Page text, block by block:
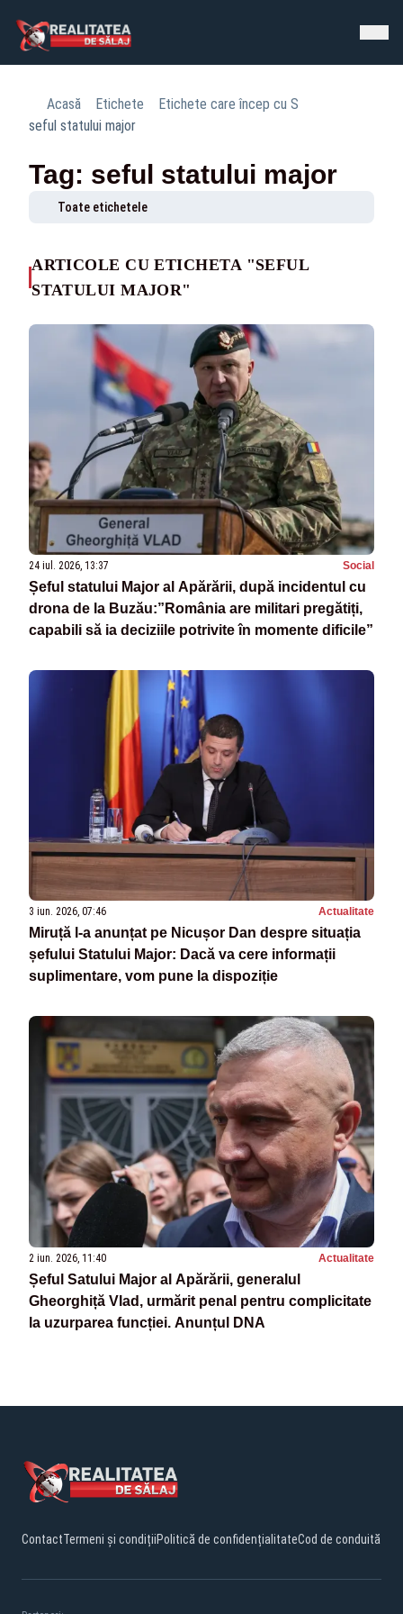
Acasă Etichete
Etichete care încep cu S
seful statului major
Tag: seful statului major
Toate etichetele
ARTICOLE CU ETICHETA "SEFUL
STATULUI MAJOR"
24 iul. 2026, 13:37 Social
Șeful statului Major al Apărării, după incidentul cu
drona de la Buzău:”România are militari pregătiți,
capabili să ia deciziile potrivite în momente dificile”
3 iun. 2026, 07:46 Actualitate
Miruță l-a anunțat pe Nicușor Dan despre situația
șefului Statului Major: Dacă va cere informații
suplimentare, vom pune la dispoziție
2 iun. 2026, 11:40 Actualitate
Șeful Satului Major al Apărării, generalul
Gheorghiță Vlad, urmărit penal pentru complicitate
la uzurparea funcției. Anunțul DNA
ContactTermeni și condițiiPolitică de confidențialitateCod de conduită